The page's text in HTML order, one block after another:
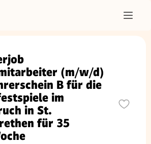
(m/w/d)
B für die
im
in St.
für 35